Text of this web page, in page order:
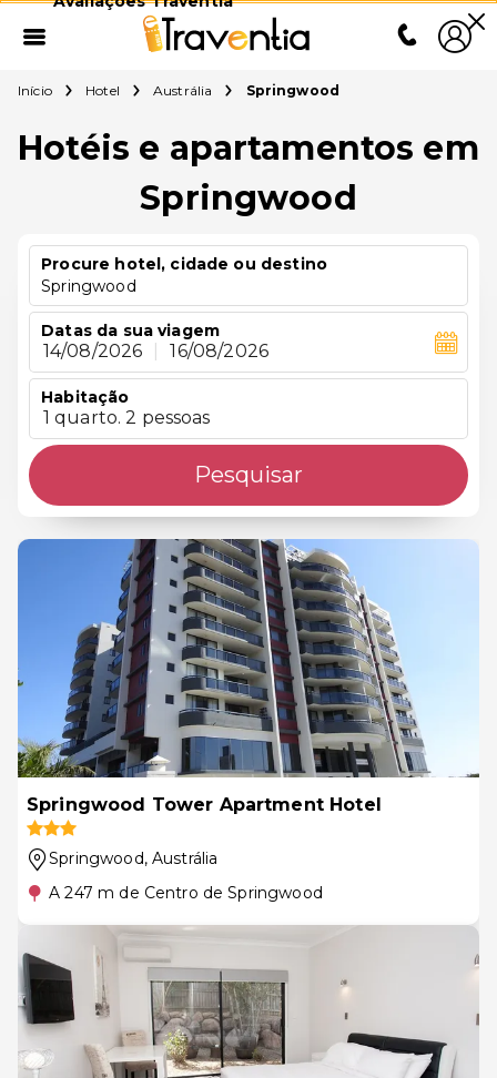
Início Hotel Austrália Springwood
Hotéis e apartamentos em
Springwood
Procure hotel, cidade ou destino
Springwood
Datas da sua viagem
14/08/2026 16/08/2026
Habitação
1 quarto. 2 pessoas
Pesquisar
Springwood Tower Apartment Hotel
Springwood, Austrália
A 247 m de Centro de Springwood